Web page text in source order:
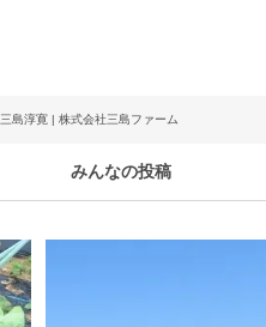
三島淳寛 | 株式会社三島ファーム
みんなの投稿